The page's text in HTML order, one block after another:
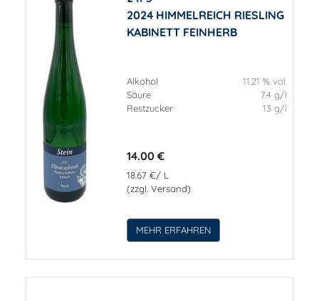
2024 HIMMELREICH RIESLING
KABINETT FEINHERB
Alkohol
11.21 % vol.
Säure
7.4 g/l
Restzucker
13 g/l
14.00 €
18.67 €/ L
(zzgl. Versand)
MEHR ERFAHREN